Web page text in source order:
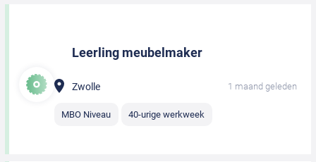
Leerling meubelmaker
Zwolle 1 maand geleden
MBO Niveau 40-urige werkweek